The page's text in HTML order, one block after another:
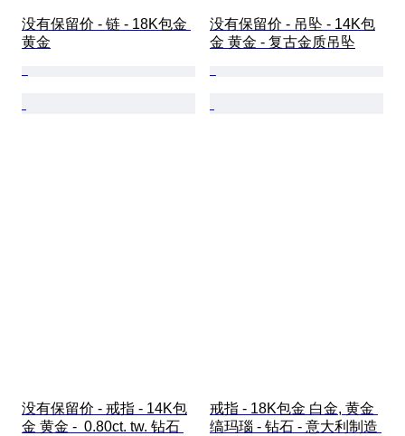
没有保留价 - 链 - 18K包金
黄金
没有保留价 - 吊坠 - 14K包
金 黄金 - 复古金质吊坠
没有保留价 - 戒指 - 14K包
金 黄金 -  0.80ct. tw. 钻石
戒指 - 18K包金 白金, 黄金
缟玛瑙 - 钻石 - 意大利制造